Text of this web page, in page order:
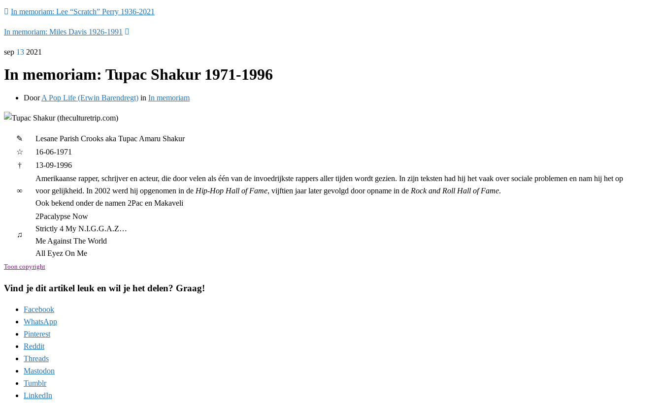
In memoriam: Lee “Scratch” Perry 1936-2021
In memoriam: Miles Davis 1926-1991
sep 13 2021
In memoriam: Tupac Shakur 1971-1996
DoorA Pop Life (Erwin Barendregt) in In memoriam
✎
Lesane Parish Crooks aka Tupac Amaru Shakur
☆
16-06-1971
†
13-09-1996
∞
Amerikaanse rapper, schrijver en acteur, die door velen als één van de invoedrijkste rappers aller tijden wordt gezien. In zijn teksten had hij het vaak over sociale problemen en nam hij het op
voor gelijkheid. In 2002 werd hij opgenomen in de Hip-Hop Hall of Fame, vijftien jaar later gevolgd door opname in de Rock and Roll Hall of Fame.
Ook bekend onder de namen 2Pac en Makaveli
♫
2Pacalypse Now
Strictly 4 My N.I.G.G.A.Z…
Me Against The World
All Eyez On Me
Toon copyright
Vind je dit artikel leuk en wil je het delen? Graag!
Facebook
WhatsApp
Pinterest
Reddit
Threads
Mastodon
Tumblr
LinkedIn